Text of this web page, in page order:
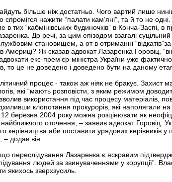
більше ніж достатньо. Чого вартий лише
нажити “палати кам’яні”, та й то не
“кабмінівських будиночків” в Конча-Заспі, в
До речі, за цим епізодом взагалі
становищем, а от в отриманні
Америці? Як сказав адвокат Лазаренка Горовіц,
екс-прем’єр-міністра України уже
то це не доведено і доведено бути на даному
процес - також аж ніяк не бракує. Захист
які “мають розповісти, з яким режимом
використання під час процесу матеріалів,
клопотання прокурорів, які наполягали
12 березня 2004 року можна розцінювати як
оточення, – заявив адвокат Горовіц.
аби поставити урядових керівників у
додав він.
переслідування Лазаренка є яскравим
людей за звинуваченнями у корупції”.
зверхзусиль.